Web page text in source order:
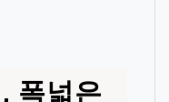
폭넓은